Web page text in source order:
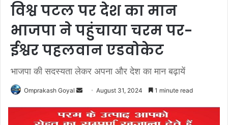
विश्व पटल पर देश का मान
भाजपा ने पहुंचाया चरम पर-
ईश्वर पहलवान एडवोकेट
भाजपा की सदस्यता लेकर अपना और देश का मान बढ़ायें
Omprakash Goyal
Send
email
August 31, 2024 1 minute read